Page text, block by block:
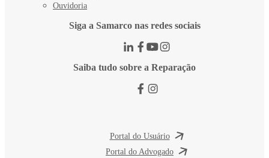
Ouvidoria
Siga a Samarco nas redes sociais
Saiba tudo sobre a Reparação
Portal do Usuário
Portal do Advogado